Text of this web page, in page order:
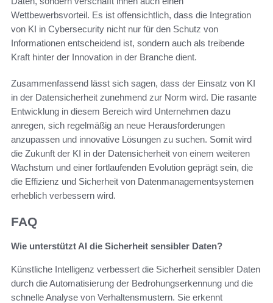
Wettbewerbsvorteil. Es ist offensichtlich, dass die Integration
von KI in Cybersecurity nicht nur für den Schutz von
Informationen entscheidend ist, sondern auch als treibende
Kraft hinter der Innovation in der Branche dient.
Zusammenfassend lässt sich sagen, dass der Einsatz von KI
in der Datensicherheit zunehmend zur Norm wird. Die rasante
Entwicklung in diesem Bereich wird Unternehmen dazu
anregen, sich regelmäßig an neue Herausforderungen
anzupassen und innovative Lösungen zu suchen. Somit wird
die Zukunft der KI in der Datensicherheit von einem weiteren
Wachstum und einer fortlaufenden Evolution geprägt sein, die
die Effizienz und Sicherheit von Datenmanagementsystemen
erheblich verbessern wird.
FAQ
Wie unterstützt AI die Sicherheit sensibler Daten?
Künstliche Intelligenz verbessert die Sicherheit sensibler Daten
durch die Automatisierung der Bedrohungserkennung und die
schnelle Analyse von Verhaltensmustern. Sie erkennt